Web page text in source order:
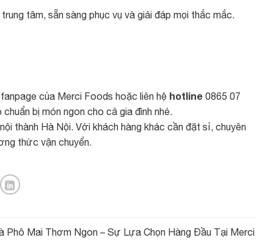
tâm, sẵn sàng phục vụ và giải đáp mọi thắc mắc.
của Merci Foods hoặc liên hệ hotline 0865 07
bị món ngon cho cả gia đình nhé.
thành Hà Nội. Với khách hàng khác cần đặt sỉ, chuyên
thức vận chuyển.
Phô Mai Thơm Ngon – Sự Lựa Chọn Hàng Đầu Tại Merci